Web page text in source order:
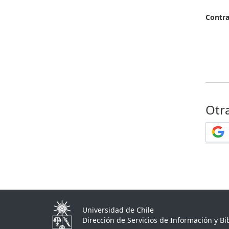
Universidad de Chile
Dirección de Servicios de Información y